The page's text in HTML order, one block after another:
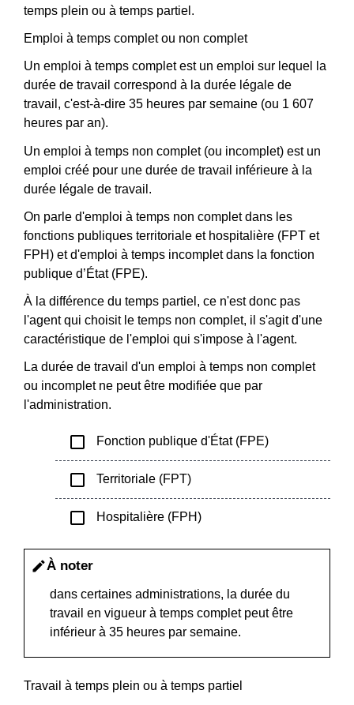
temps plein ou à temps partiel.
Emploi à temps complet ou non complet
Un emploi à temps complet est un emploi sur lequel la
durée de travail correspond à la durée légale de
travail, c'est-à-dire 35 heures par semaine (ou 1 607
heures par an).
Un emploi à temps non complet (ou incomplet) est un
emploi créé pour une durée de travail inférieure à la
durée légale de travail.
On parle d'emploi à temps non complet dans les
fonctions publiques territoriale et hospitalière (FPT et
FPH) et d'emploi à temps incomplet dans la fonction
publique d’État (FPE).
À la différence du temps partiel, ce n'est donc pas
l'agent qui choisit le temps non complet, il s'agit d'une
caractéristique de l'emploi qui s'impose à l'agent.
La durée de travail d'un emploi à temps non complet
ou incomplet ne peut être modifiée que par
l'administration.
check_box_outline_blank Fonction publique d'État (FPE)
check_box_outline_blank Territoriale (FPT)
check_box_outline_blank Hospitalière (FPH)
editÀ noter
dans certaines administrations, la durée du
travail en vigueur à temps complet peut être
inférieur à 35 heures par semaine.
Travail à temps plein ou à temps partiel